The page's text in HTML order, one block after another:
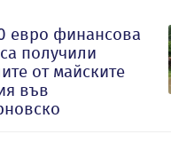
евро финансова
получили
от майските
във